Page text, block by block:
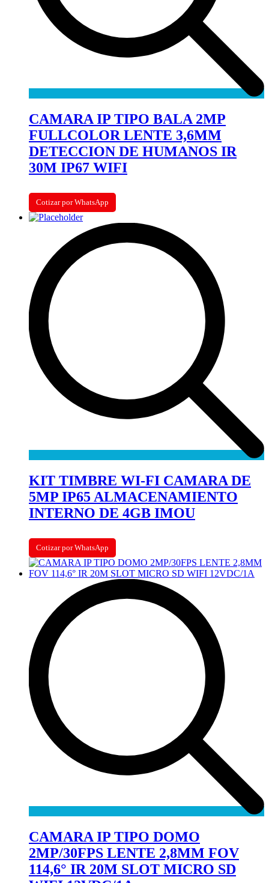
CAMARA IP TIPO BALA 2MP
FULLCOLOR LENTE 3,6MM
DETECCION DE HUMANOS IR
30M IP67 WIFI
Cotizar por WhatsApp
KIT TIMBRE WI-FI CAMARA DE
5MP IP65 ALMACENAMIENTO
INTERNO DE 4GB IMOU
Cotizar por WhatsApp
CAMARA IP TIPO DOMO
2MP/30FPS LENTE 2,8MM FOV
114,6° IR 20M SLOT MICRO SD